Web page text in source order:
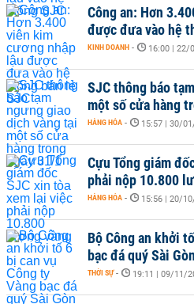
Công an: Hơn
được đưa vào hệ
KINH DOANH - 16:00 | 22/
SJC thông báo
một số cửa hàng
HÀNG HÓA - 15:57 | 30/
Cựu Tổng giám
phải nộp 10.800
HÀNG HÓA - 15:56 | 20/
Bộ Công an khởi
bạc đá quý Sài
THỜI SỰ - 19:11 | 09/11/